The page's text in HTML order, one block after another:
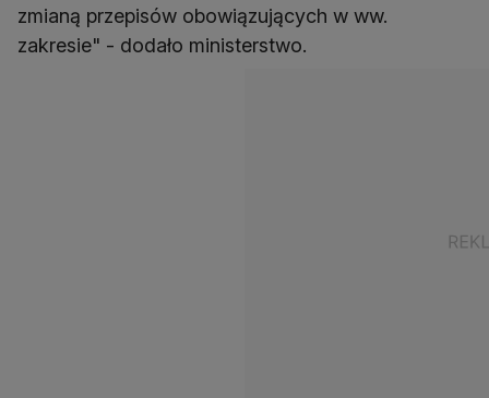
zmianą przepisów obowiązujących w ww.
zakresie" - dodało ministerstwo.